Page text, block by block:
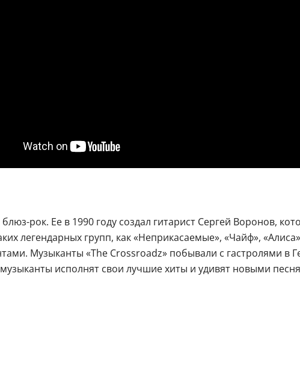
рок. Ее в 1990 году создал гитарист Сергей Воронов,
легендарных групп, как «Неприкасаемые», «Чайф»,
Музыканты «The Crossroadz» побывали с гастролями
исполнят свои лучшие хиты и удивят новыми